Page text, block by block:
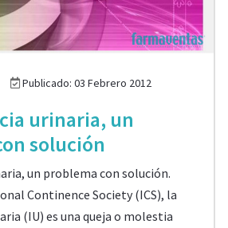
Publicado: 03 Febrero 2012
urinaria, un
solución
un problema con solución.
Continence Society (ICS), la
(IU) es una queja o molestia